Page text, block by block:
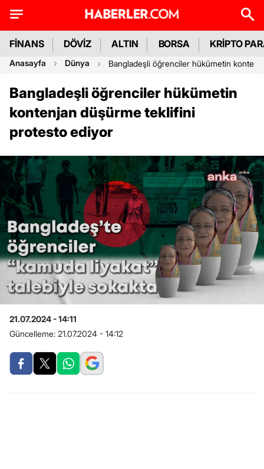
FİNANS DÖVİZ ALTIN BORSA KRİPTO
Anasayfa Dünya Bangladeşli öğrenciler hükümetin
Bangladeşli öğrenciler hükümetin
kontenjan düşürme teklifini
protesto ediyor
21.07.2024 - 14:11
Güncelleme: 21.07.2024 - 14:12